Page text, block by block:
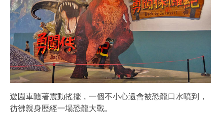
遊園車隨著震動搖擺，一個不小心還會被恐龍口水噴到，
彷彿親身歷經一場恐龍大戰。